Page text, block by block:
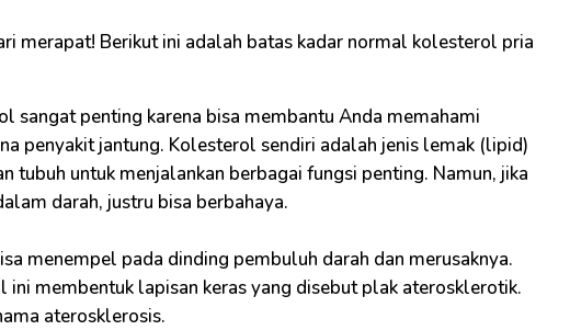
merapat! Berikut ini adalah batas kadar normal kolesterol pria
sangat penting karena bisa membantu Anda memahami
penyakit jantung. Kolesterol sendiri adalah jenis lemak (lipid)
tubuh untuk menjalankan berbagai fungsi penting. Namun, jika
darah, justru bisa berbahaya.
menempel pada dinding pembuluh darah dan merusaknya.
ini membentuk lapisan keras yang disebut plak aterosklerotik.
aterosklerosis.